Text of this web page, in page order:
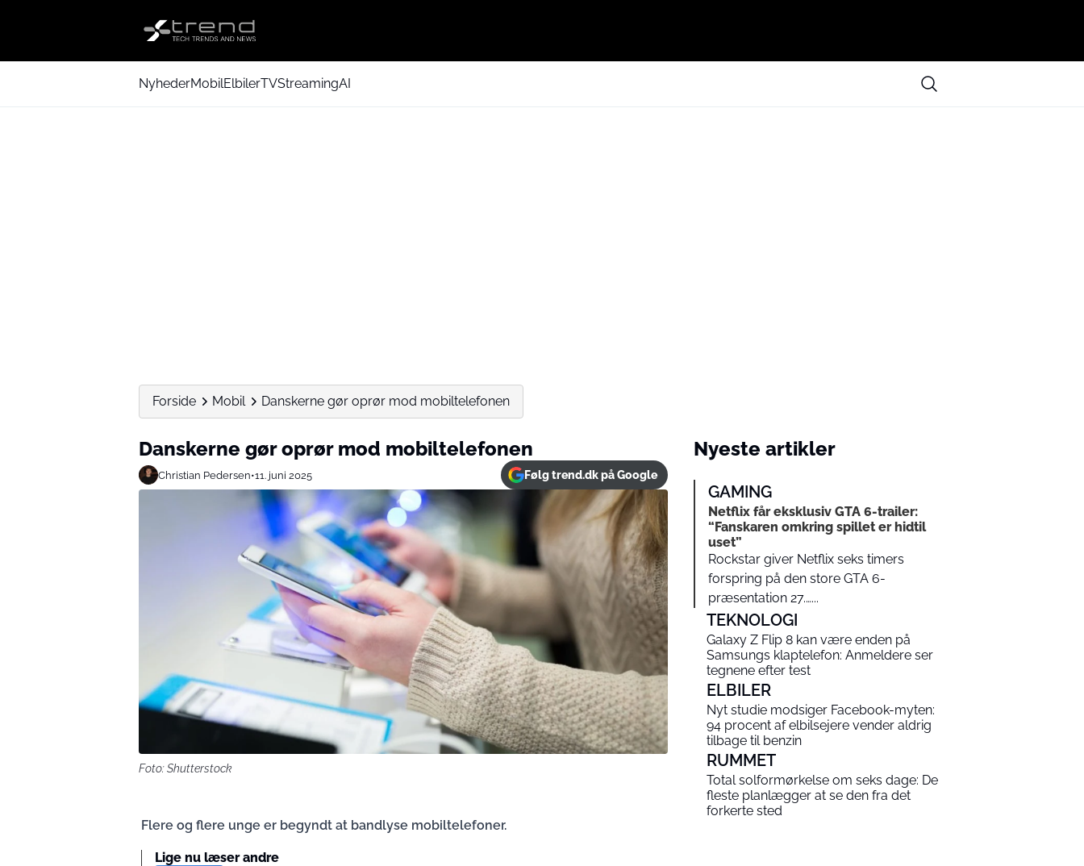
NyhederMobilElbilerTVStreamingAI
Forside Mobil Danskerne gør oprør mod mobiltelefonen
Danskerne gør oprør mod mobiltelefonen
Christian Pedersen•11. juni 2025 Følg trend.dk på Google
Foto: Shutterstock
Flere og flere unge er begyndt at bandlyse mobiltelefoner.
Lige nu læser andre
Nyeste artikler
GAMING
Netflix får eksklusiv GTA 6-trailer:
“Fanskaren omkring spillet er hidtil
uset”
Rockstar giver Netflix seks timers
forspring på den store GTA 6-
præsentation 27.…...
TEKNOLOGI
Galaxy Z Flip 8 kan være enden på
Samsungs klaptelefon: Anmeldere ser
tegnene efter test
ELBILER
Nyt studie modsiger Facebook-myten:
94 procent af elbilsejere vender aldrig
tilbage til benzin
RUMMET
Total solformørkelse om seks dage: De
fleste planlægger at se den fra det
forkerte sted